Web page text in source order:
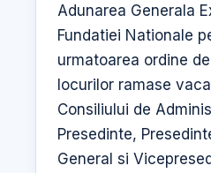
Adunarea Generala
Fundatiei Nationale
urmatoarea ordine
locurilor ramase
Consiliului de
Presedinte,
General si